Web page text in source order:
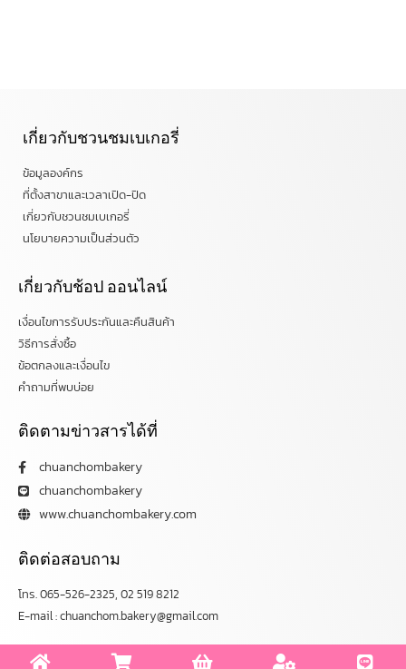
เกี่ยวกับชวนชมเบเกอรี่
ข้อมูลองค์กร
ที่ตั้งสาขาและเวลาเปิด-ปิด
เกี่ยวกับชวนชมเบเกอรี่
นโยบายความเป็นส่วนตัว
เกี่ยวกับช้อป ออนไลน์
เงื่อนไขการรับประกันและคืนสินค้า
วิธีการสั่งซื้อ
ข้อตกลงและเงื่อนไข
คำถามที่พบบ่อย
ติดตามข่าวสารได้ที่
chuanchombakery
chuanchombakery
www.chuanchombakery.com
ติดต่อสอบถาม
โทร. 065-526-2325, 02 519 8212
E-mail : chuanchom.bakery@gmail.com